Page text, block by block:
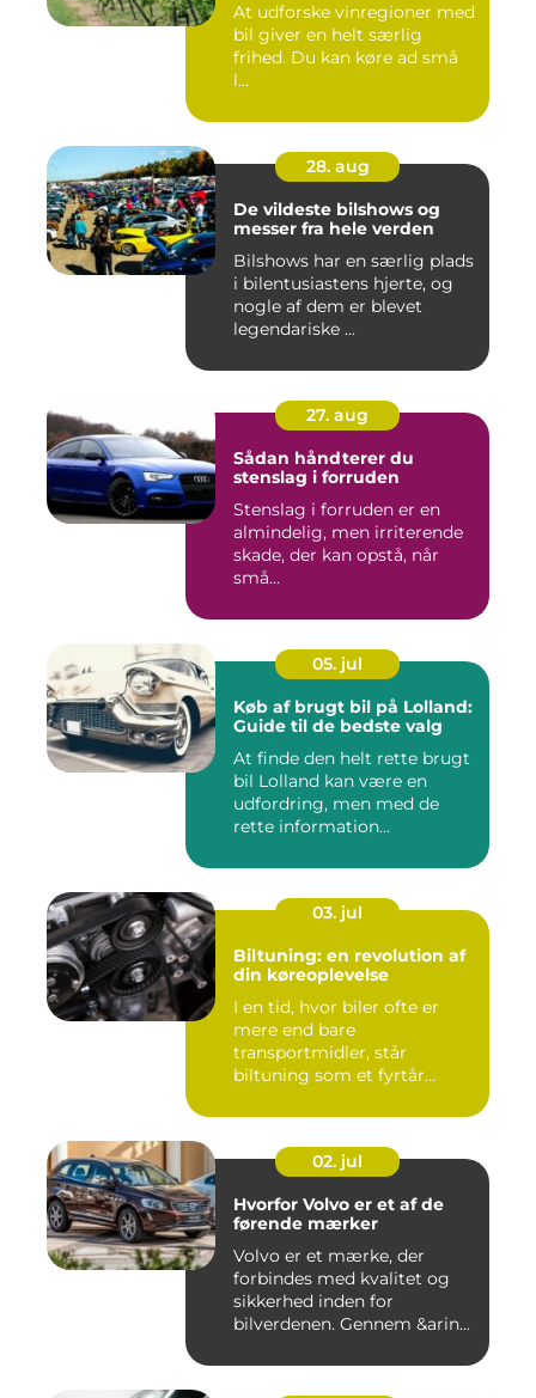
At udforske vinregioner med
bil giver en helt særlig
frihed. Du kan køre ad små
l...
28. aug
De vildeste bilshows og
messer fra hele verden
Bilshows har en særlig plads
i bilentusiastens hjerte, og
nogle af dem er blevet
legendariske ...
27. aug
Sådan håndterer du
stenslag i forruden
Stenslag i forruden er en
almindelig, men irriterende
skade, der kan opstå, når
små...
05. jul
Køb af brugt bil på Lolland:
Guide til de bedste valg
At finde den helt rette brugt
bil Lolland kan være en
udfordring, men med de
rette information...
03. jul
Biltuning: en revolution af
din køreoplevelse
I en tid, hvor biler ofte er
mere end bare
transportmidler, står
biltuning som et fyrtår...
02. jul
Hvorfor Volvo er et af de
førende mærker
Volvo er et mærke, der
forbindes med kvalitet og
sikkerhed inden for
bilverdenen. Gennem &arin...